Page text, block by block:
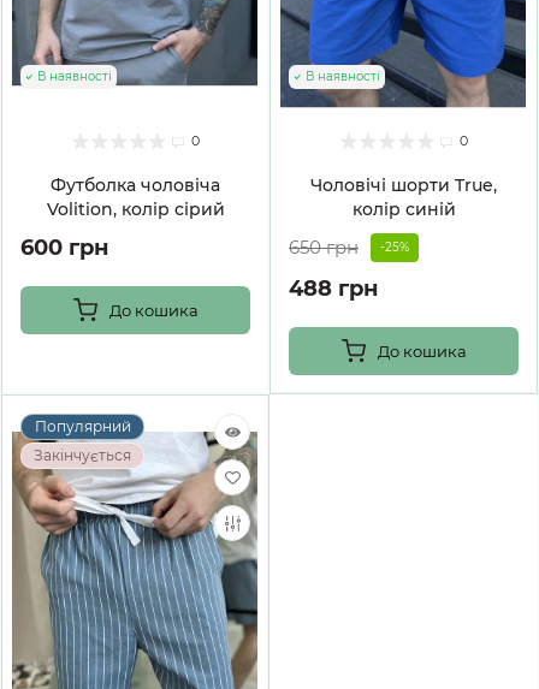
0
Футболка чоловіча
Volition, колір сірий
В наявності
600 грн
До кошика
0
Чоловічі шорти True,
колір синій
В наявності
650 грн -25%
488 грн
До кошика
Популярний
Закінчується